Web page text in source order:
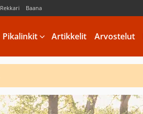
Rekkari Baana
Pikalinkit Artikkelit Arvostelut